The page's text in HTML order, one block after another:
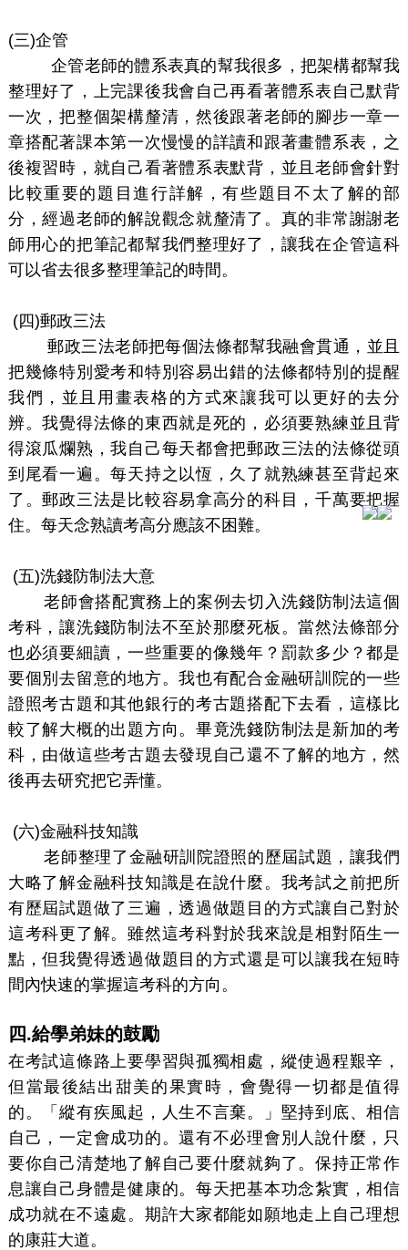
(三)企管
企管老師的體系表真的幫我很多，把架構都幫我
整理好了，上完課後我會自己再看著體系表自己默背
一次，把整個架構釐清，然後跟著老師的腳步一章一
章搭配著課本第一次慢慢的詳讀和跟著畫體系表，之
後複習時，就自己看著體系表默背，並且老師會針對
比較重要的題目進行詳解，有些題目不太了解的部
分，經過老師的解說觀念就釐清了。真的非常謝謝老
師用心的把筆記都幫我們整理好了，讓我在企管這科
可以省去很多整理筆記的時間。
(四)郵政三法
郵政三法老師把每個法條都幫我融會貫通，並且
把幾條特別愛考和特別容易出錯的法條都特別的提醒
我們，並且用畫表格的方式來讓我可以更好的去分
辨。我覺得法條的東西就是死的，必須要熟練並且背
得滾瓜爛熟，我自己每天都會把郵政三法的法條從頭
到尾看一遍。每天持之以恆，久了就熟練甚至背起來
了。郵政三法是比較容易拿高分的科目，千萬要把握
住。每天念熟讀考高分應該不困難。
(五)洗錢防制法大意
老師會搭配實務上的案例去切入洗錢防制法這個
考科，讓洗錢防制法不至於那麼死板。當然法條部分
也必須要細讀，一些重要的像幾年？罰款多少？都是
要個別去留意的地方。我也有配合金融研訓院的一些
證照考古題和其他銀行的考古題搭配下去看，這樣比
較了解大概的出題方向。畢竟洗錢防制法是新加的考
科，由做這些考古題去發現自己還不了解的地方，然
後再去研究把它弄懂。
(六)金融科技知識
老師整理了金融研訓院證照的歷屆試題，讓我們
大略了解金融科技知識是在說什麼。我考試之前把所
有歷屆試題做了三遍，透過做題目的方式讓自己對於
這考科更了解。雖然這考科對於我來說是相對陌生一
點，但我覺得透過做題目的方式還是可以讓我在短時
間內快速的掌握這考科的方向。
四.給學弟妹的鼓勵
在考試這條路上要學習與孤獨相處，縱使過程艱辛，
但當最後結出甜美的果實時，會覺得一切都是值得
的。「縱有疾風起，人生不言棄。」堅持到底、相信
自己，一定會成功的。還有不必理會別人說什麼，只
要你自己清楚地了解自己要什麼就夠了。保持正常作
息讓自己身體是健康的。每天把基本功念紮實，相信
成功就在不遠處。期許大家都能如願地走上自己理想
的康莊大道。